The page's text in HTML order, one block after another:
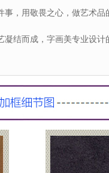
，用敬畏之心，做艺术品
结而成，字画美专业设计